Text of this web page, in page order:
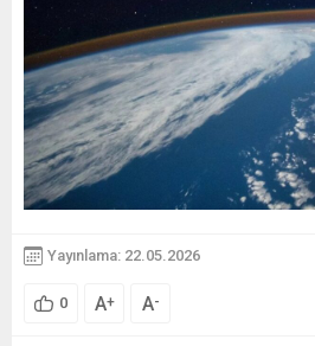
Yayınlama: 22.05.2026
0 A+ A-